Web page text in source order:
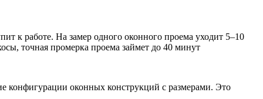
к работе. На замер одного оконного проема уходит 5–10
точная промерка проема займет до 40 минут
конфигурации оконных конструкций с размерами. Это